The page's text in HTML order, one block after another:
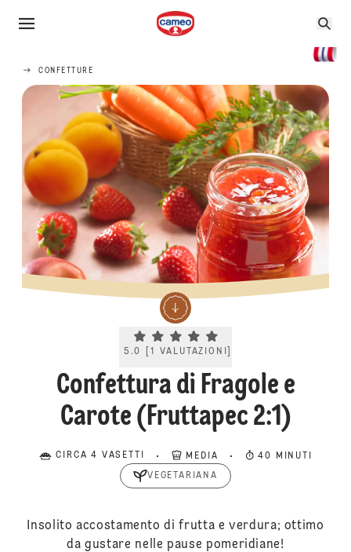
CONFETTURE
Current rating 5.0. Click to rate.
5.0 1 VALUTAZIONI
Confettura di Fragole e
Carote (Fruttapec 2:1)
CIRCA 4 VASETTI MEDIA 40 MINUTI
VEGETARIANA
Insolito accostamento di frutta e verdura; ottimo
da gustare nelle pause pomeridiane!